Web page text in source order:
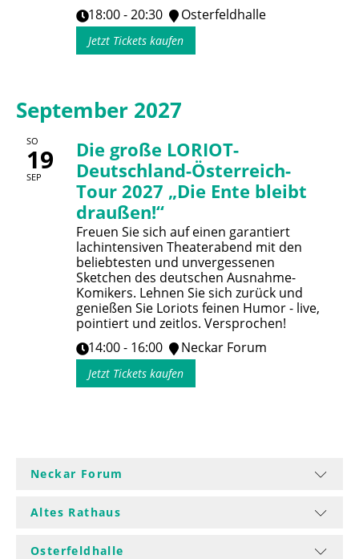
18:00 - 20:30
Osterfeldhalle
Jetzt Tickets kaufen
September 2027
SO
19
SEP
Die große LORIOT-
Deutschland-Österreich-
Tour 2027 „Die Ente bleibt
draußen!“
Freuen Sie sich auf einen garantiert
lachintensiven Theaterabend mit den
beliebtesten und unvergessenen
Sketchen des deutschen Ausnahme-
Komikers. Lehnen Sie sich zurück und
genießen Sie Loriots feinen Humor - live,
pointiert und zeitlos. Versprochen!
14:00 - 16:00
Neckar Forum
Jetzt Tickets kaufen
Neckar Forum
Altes Rathaus
Osterfeldhalle